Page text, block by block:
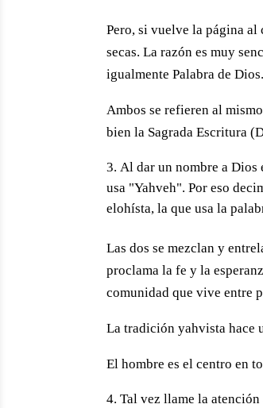
Pero, si vuelve la página
secas. La razón es muy
igualmente Palabra de Dios.
Ambos se refieren al
bien la Sagrada Escritura
Al dar un nombre a Dios
usa "Yahveh". Por eso
elohísta, la que usa la
Las dos se mezclan y
proclama la fe y la
comunidad que vive entre
La tradición yahvista hace
El hombre es el centro en
Tal vez llame la